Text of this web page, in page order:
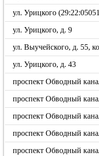
ул. Урицкого
ул. Урицкого, д. 9
ул. Выучейского, д. 55,
ул. Урицкого, д. 43
проспект Обводный
проспект Обводный
проспект Обводный
проспект Обводный
проспект Обводный